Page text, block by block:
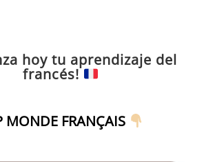
hoy tu aprendizaje del
francés!
MONDE FRANÇAIS